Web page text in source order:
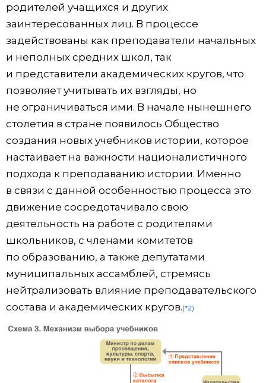
родителей учащихся и других
заинтересованных лиц. В процессе
задействованы как преподаватели начальных
и неполных средних школ, так
и представители академических кругов, что
позволяет учитывать их взгляды, но
не ограничиваться ими. В начале нынешнего
столетия в стране появилось Общество
создания новых учебников истории, которое
настаивает на важности националистичного
подхода к преподаванию истории. Именно
в связи с данной особенностью процесса это
движение сосредотачивало свою
деятельность на работе с родителями
школьников, с членами комитетов
по образованию, а также депутатами
муниципальных ассамблей, стремясь
нейтрализовать влияние преподавательского
состава и академических кругов.(*2)